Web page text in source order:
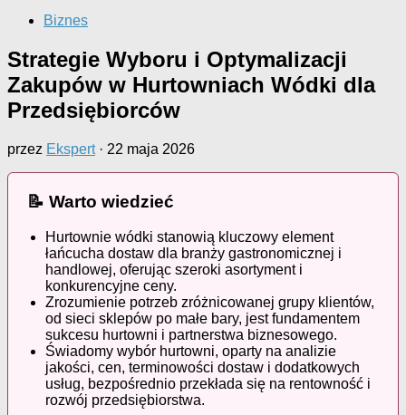
Biznes
Strategie Wyboru i Optymalizacji
Zakupów w Hurtowniach Wódki dla
Przedsiębiorców
przez Ekspert· 22 maja 2026
📝 Warto wiedzieć
Hurtownie wódki stanowią kluczowy element
łańcucha dostaw dla branży gastronomicznej i
handlowej, oferując szeroki asortyment i
konkurencyjne ceny.
Zrozumienie potrzeb zróżnicowanej grupy klientów,
od sieci sklepów po małe bary, jest fundamentem
sukcesu hurtowni i partnerstwa biznesowego.
Świadomy wybór hurtowni, oparty na analizie
jakości, cen, terminowości dostaw i dodatkowych
usług, bezpośrednio przekłada się na rentowność i
rozwój przedsiębiorstwa.